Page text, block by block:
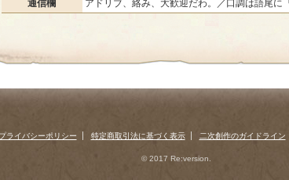
通信欄 アドリブ、絡み、大歓迎だわ。／口調は語尾に
ライバシーポリシー 特定商取引法に基づく表示 二次創作のガイドライン
© 2017 Re:version.